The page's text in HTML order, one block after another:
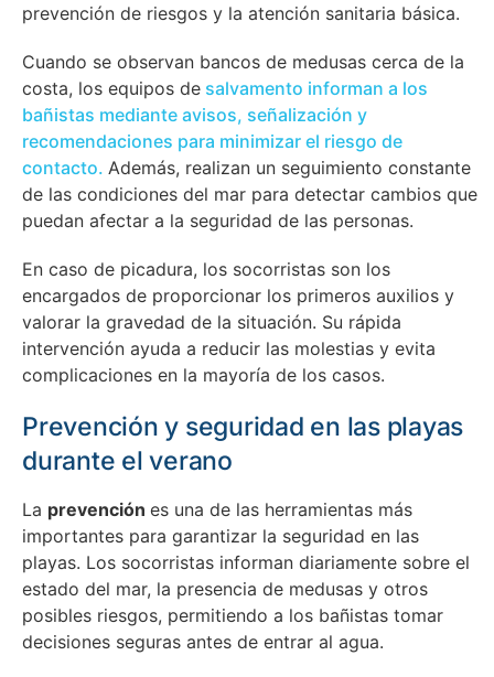
prevención de riesgos y la atención sanitaria básica.
Cuando se observan bancos de medusas cerca de la
costa, los equipos de salvamento informan a los
bañistas mediante avisos, señalización y
recomendaciones para minimizar el riesgo de
contacto. Además, realizan un seguimiento constante
de las condiciones del mar para detectar cambios que
puedan afectar a la seguridad de las personas.
En caso de picadura, los socorristas son los
encargados de proporcionar los primeros auxilios y
valorar la gravedad de la situación. Su rápida
intervención ayuda a reducir las molestias y evita
complicaciones en la mayoría de los casos.
Prevención y seguridad en las playas
durante el verano
La prevención es una de las herramientas más
importantes para garantizar la seguridad en las
playas. Los socorristas informan diariamente sobre el
estado del mar, la presencia de medusas y otros
posibles riesgos, permitiendo a los bañistas tomar
decisiones seguras antes de entrar al agua.